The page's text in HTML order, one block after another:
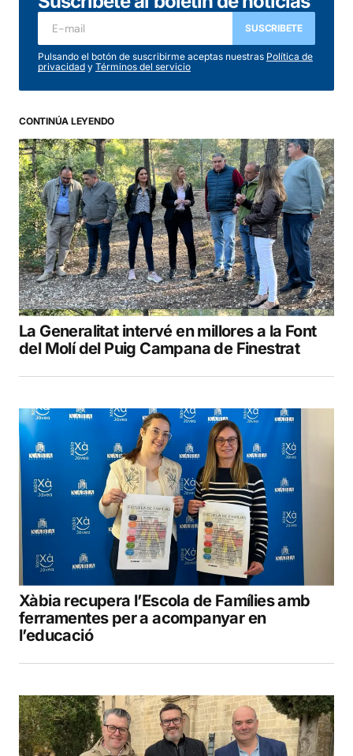
SUSCRIBETE
Pulsando el botón de suscribirme aceptas nuestras Política de
privacidad y Términos del servicio
CONTINÚA LEYENDO
La Generalitat intervé en millores a la Font
del Molí del Puig Campana de Finestrat
Xàbia recupera l’Escola de Famílies amb
ferramentes per a acompanyar en
l’educació